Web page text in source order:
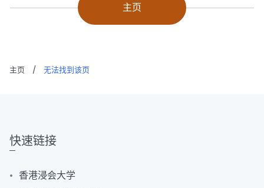
主页
主页 / 无法找到该页
快速链接
香港浸会大学